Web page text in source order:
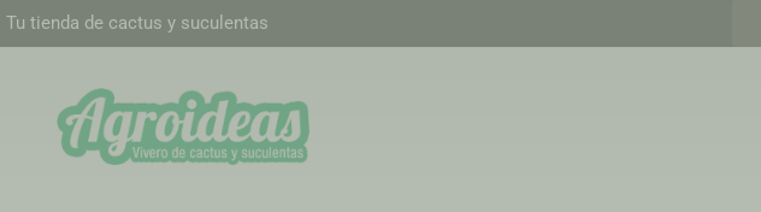
Tu tienda de cactus y suculentas